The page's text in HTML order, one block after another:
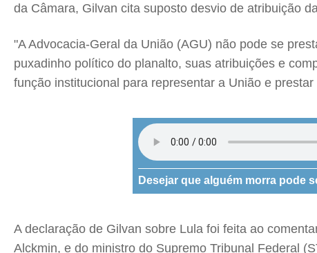
da Câmara, Gilvan cita suposto desvio de atribuição
"A Advocacia-Geral da União (AGU) não pode se
puxadinho político do planalto, suas atribuições e
função institucional para representar a União e
Desejar que alguém morra pode
A declaração de Gilvan sobre Lula foi feita ao
Alckmin, e do ministro do Supremo Tribunal Federal